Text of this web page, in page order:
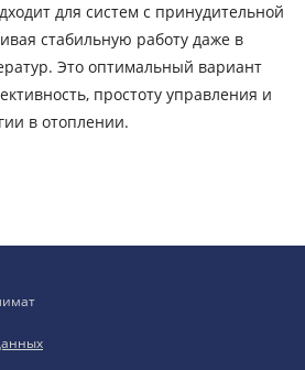
для систем с принудительной
стабильную работу даже в
Это оптимальный вариант
простоту управления и
в отоплении.